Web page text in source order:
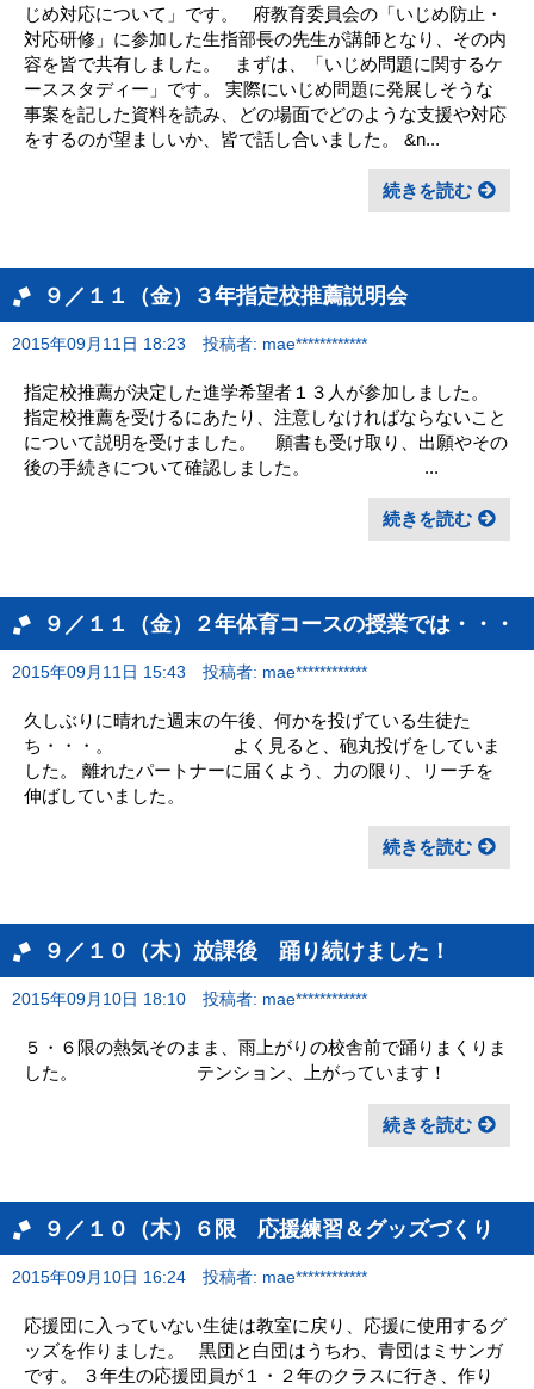
じめ対応について」です。 府教育委員会の「いじめ防止・
対応研修」に参加した生指部長の先生が講師となり、その内
容を皆で共有しました。 まずは、「いじめ問題に関するケ
ーススタディー」です。 実際にいじめ問題に発展しそうな
事案を記した資料を読み、どの場面でどのような支援や対応
をするのが望ましいか、皆で話し合いました。 &n...
続きを読む
９／１１（金）３年指定校推薦説明会
2015年09月11日 18:23 投稿者: mae************
指定校推薦が決定した進学希望者１３人が参加しました。
指定校推薦を受けるにあたり、注意しなければならないこと
について説明を受けました。 願書も受け取り、出願やその
後の手続きについて確認しました。 ...
続きを読む
９／１１（金）２年体育コースの授業では・・・
2015年09月11日 15:43 投稿者: mae************
久しぶりに晴れた週末の午後、何かを投げている生徒た
ち・・・。 よく見ると、砲丸投げをしていま
した。 離れたパートナーに届くよう、力の限り、リーチを
伸ばしていました。
続きを読む
９／１０（木）放課後 踊り続けました！
2015年09月10日 18:10 投稿者: mae************
５・６限の熱気そのまま、雨上がりの校舎前で踊りまくりま
した。 テンション、上がっています！
続きを読む
９／１０（木）６限 応援練習＆グッズづくり
2015年09月10日 16:24 投稿者: mae************
応援団に入っていない生徒は教室に戻り、応援に使用するグ
ッズを作りました。 黒団と白団はうちわ、青団はミサンガ
です。 ３年生の応援団員が１・２年のクラスに行き、作り